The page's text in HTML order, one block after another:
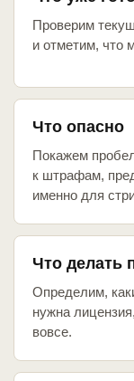
Проверим
и отметим, что
Что опасно
Покажем
к штрафам,
именно для
Что делать
Определим,
нужна
вовсе.